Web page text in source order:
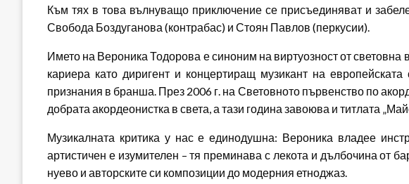
Към тях в това вълнуващо приключение се присъединяват и
Свобода Боздуганова (контрабас) и Стоян Павлов (перкусии).
Името на Вероника Тодорова е синоним на виртуозност от световна
кариера като диригент и концертиращ музикант на
признания в бранша. През 2006 г. на Световното първенство по
добрата акордеонистка в света, а тази година завоюва и титлата
Музикалната критика у нас е единодушна: Вероника владее
артистичен е изумителен – тя преминава с лекота и дълбочина от
нуево и авторските си композиции до модерния етноджаз.